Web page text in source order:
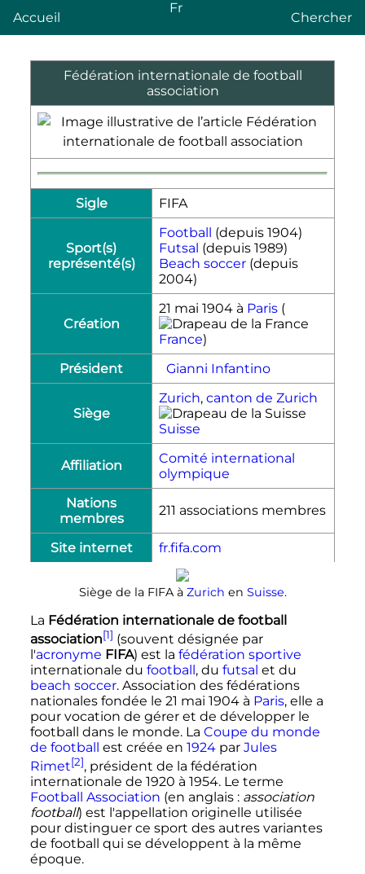
Accueil
Fr
Chercher
Fédération internationale de football
association
Sigle FIFA
Sport(s)
représenté(s)
Football (depuis 1904)
Futsal (depuis 1989)
Beach soccer (depuis
2004)
Création
21 mai 1904 à Paris (
France)
Président
Gianni Infantino
Siège
Zurich, canton de Zurich
Suisse
Affiliation
Comité international
olympique
Nations
membres
211 associations membres
Site internet fr.fifa.com
Siège de la FIFA à Zurich en Suisse.
La Fédération internationale de football
association[1] (souvent désignée par
l'acronyme FIFA) est la fédération sportive
internationale du football, du futsal et du
beach soccer. Association des fédérations
nationales fondée le 21 mai 1904à Paris, elle a
pour vocation de gérer et de développer le
football dans le monde. La Coupe du monde
de football est créée en 1924par Jules
Rimet[2], président de la fédération
internationale de 1920 à 1954. Le terme
Football Association (en anglais : association
football) est l'appellation originelle utilisée
pour distinguer ce sport des autres variantes
de football qui se développent à la même
époque.